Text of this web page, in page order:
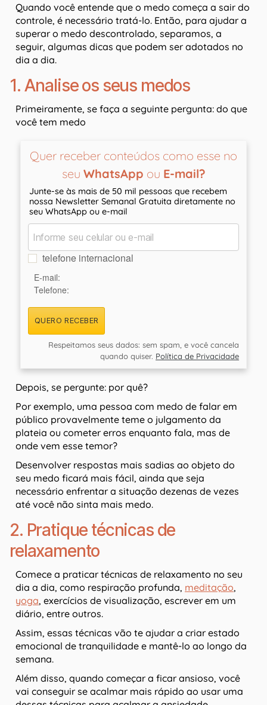
Quando você entende que o medo começa a sair do
controle, é necessário tratá-lo. Então, para ajudar a
superar o medo descontrolado, separamos, a
seguir, algumas dicas que podem ser adotados no
dia a dia.
1. Analise os seus medos
Primeiramente, se faça a seguinte pergunta: do que
você tem medo
Quer receber conteúdos como esse no
seu WhatsApp ou E-mail?
Junte-se às mais de 50 mil pessoas que recebem
nossa Newsletter Semanal Gratuita diretamente no
seu WhatsApp ou e-mail
telefone internacional
E-mail:
Telefone:
QUERO RECEBER
Respeitamos seus dados: sem spam, e você cancela
quando quiser. Política de Privacidade
Depois, se pergunte: por quê?
Por exemplo, uma pessoa com medo de falar em
público provavelmente teme o julgamento da
plateia ou cometer erros enquanto fala, mas de
onde vem esse temor?
Desenvolver respostas mais sadias ao objeto do
seu medo ficará mais fácil, ainda que seja
necessário enfrentar a situação dezenas de vezes
até você não sinta mais medo.
2. Pratique técnicas de
relaxamento
Comece a praticar técnicas de relaxamento no seu
dia a dia, como respiração profunda, meditação,
yoga, exercícios de visualização, escrever em um
diário, entre outros.
Assim, essas técnicas vão te ajudar a criar estado
emocional de tranquilidade e mantê-lo ao longo da
semana.
Além disso, quando começar a ficar ansioso, você
vai conseguir se acalmar mais rápido ao usar uma